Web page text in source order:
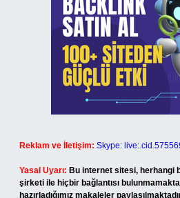
Reklam ve İletişim: Skype:
Yasal Uyarı: Bu internet sitesi, herhangi
şirketi ile hiçbir bağlantısı
hazırladığımız makaleler